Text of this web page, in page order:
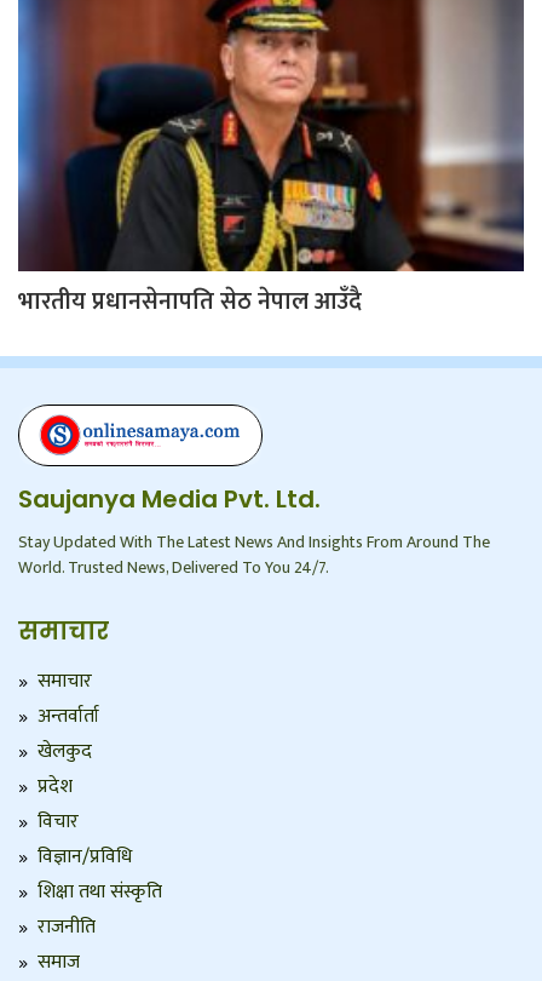
भारतीय प्रधानसेनापति सेठ नेपाल आउँदै
Saujanya Media Pvt. Ltd.
Stay Updated With The Latest News And Insights From Around The
World. Trusted News, Delivered To You 24/7.
समाचार
समाचार
अन्तर्वार्ता
खेलकुद
प्रदेश
विचार
विज्ञान/प्रविधि
शिक्षा तथा संस्कृति
राजनीति
समाज